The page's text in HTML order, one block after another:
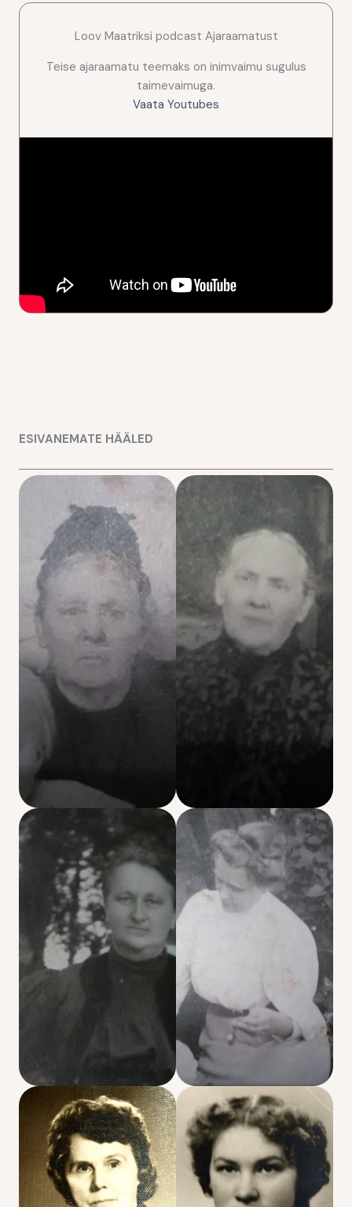
Loov Maatriksi podcast Ajaraamatust
Teise ajaraamatu teemaks on inimvaimu sugulus
taimevaimuga.
Vaata Youtubes
ESIVANEMATE HÄÄLED